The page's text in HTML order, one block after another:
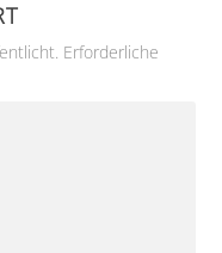
Erforderliche